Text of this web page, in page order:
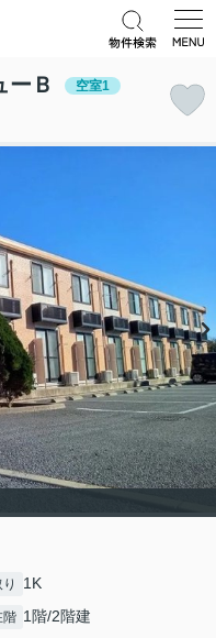
ーＢ 空室1
1K
階 1階/2階建